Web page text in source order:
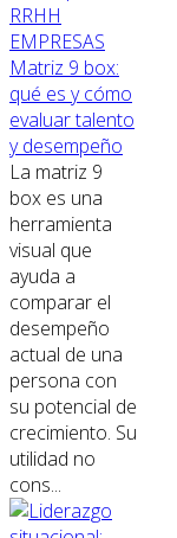
RRHH
EMPRESAS
Matriz 9 box:
qué es y cómo
evaluar talento
y desempeño
La matriz 9
box es una
herramienta
visual que
ayuda a
comparar el
desempeño
actual de una
persona con
su potencial de
crecimiento. Su
utilidad no
cons...